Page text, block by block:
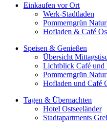
Einkaufen vor Ort
Werk-Stadtladen
Pommerngrün
Hofladen & Café
Speisen & Genießen
Übersicht
Lichtblick Café und
Pommerngrün
Hofladen und Café
Tagen & Übernachten
Hotel Ostseeländer
Stadtapartments